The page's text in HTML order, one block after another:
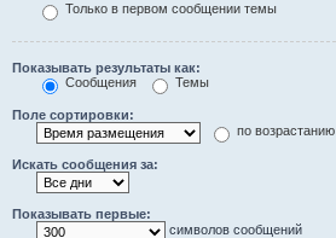
Только в первом сообщении темы
Показывать результаты как:
Сообщения
Темы
Поле сортировки:
по возрастанию
Искать сообщения за:
Показывать первые:
символов сообщений